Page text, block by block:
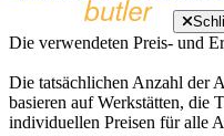
Die verwendeten Preis- und
Die tatsächlichen Anzahl der
basieren auf Werkstätten, die
individuellen Preisen für alle